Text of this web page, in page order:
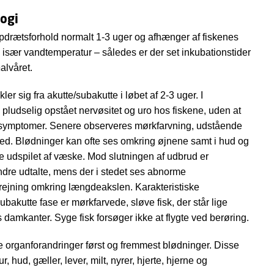
normalt 1-3 uger og afhænger af fiskenes
vandtemperatur – således er der set inkubationstider
sig fra akutte/subakutte i løbet af 2-3 uger. I
opstået nervøsitet og uro hos fiskene, uden at
Senere observeres mørkfarvning, udstående
Blødninger kan ofte ses omkring øjnene samt i hud og
udspilet af væske. Mod slutningen af udbrud er
udtalte, mens der i stedet ses abnorme
omkring længdeakslen. Karakteristiske
fase er mørkfarvede, sløve fisk, der står lige
Syge fisk forsøger ikke at flygte ved berøring.
organforandringer først og fremmest blødninger. Disse
hud, gæller, lever, milt, nyrer, hjerte, hjerne og